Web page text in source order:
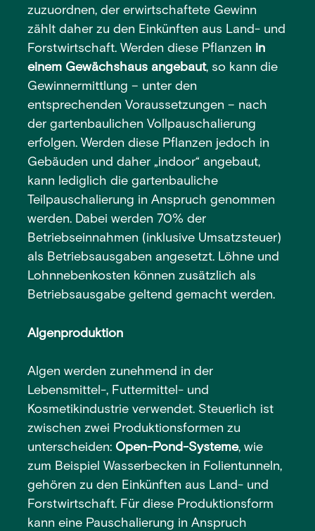
zuzuordnen, der erwirtschaftete Gewinn
zählt daher zu den Einkünften aus Land- und
Forstwirtschaft. Werden diese Pflanzen in
einem Gewächshaus angebaut, so kann die
Gewinnermittlung – unter den
entsprechenden Voraussetzungen – nach
der gartenbaulichen Vollpauschalierung
erfolgen. Werden diese Pflanzen jedoch in
Gebäuden und daher „indoor“ angebaut,
kann lediglich die gartenbauliche
Teilpauschalierung in Anspruch genommen
werden. Dabei werden 70% der
Betriebseinnahmen (inklusive Umsatzsteuer)
als Betriebsausgaben angesetzt. Löhne und
Lohnnebenkosten können zusätzlich als
Betriebsausgabe geltend gemacht werden.
Algenproduktion
Algen werden zunehmend in der
Lebensmittel-, Futtermittel- und
Kosmetikindustrie verwendet. Steuerlich ist
zwischen zwei Produktionsformen zu
unterscheiden: Open-Pond-Systeme, wie
zum Beispiel Wasserbecken in Folientunneln,
gehören zu den Einkünften aus Land- und
Forstwirtschaft. Für diese Produktionsform
kann eine Pauschalierung in Anspruch